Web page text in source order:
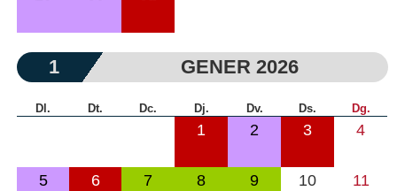
1 GENER 2026
Dl. Dt. Dc. Dj. Dv. Ds. Dg.
1 2 3 4
5 6 7 8 9 10 11